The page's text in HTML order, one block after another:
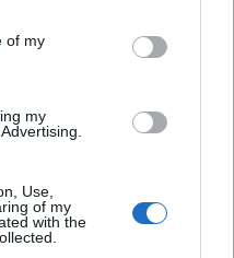
purposes in below Google
of my
my
Use,
of my
with the
csökken a riasztás